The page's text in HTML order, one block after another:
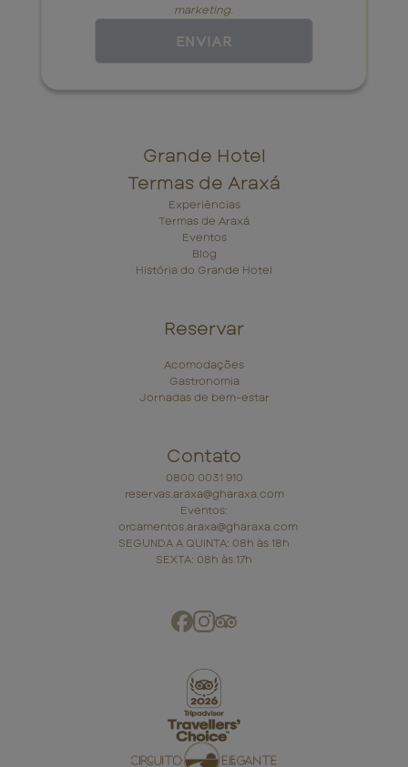
marketing.
ENVIAR
Grande Hotel
Termas de Araxá
Experiências
Termas de Araxá
Eventos
Blog
História do Grande Hotel
Reservar
Acomodações
Gastronomia
Jornadas de bem-estar
Contato
0800 0031 910
reservas.araxa@gharaxa.com
Eventos:
orcamentos.araxa@gharaxa.com
SEGUNDA A QUINTA: 08h às 18h
SEXTA: 08h às 17h